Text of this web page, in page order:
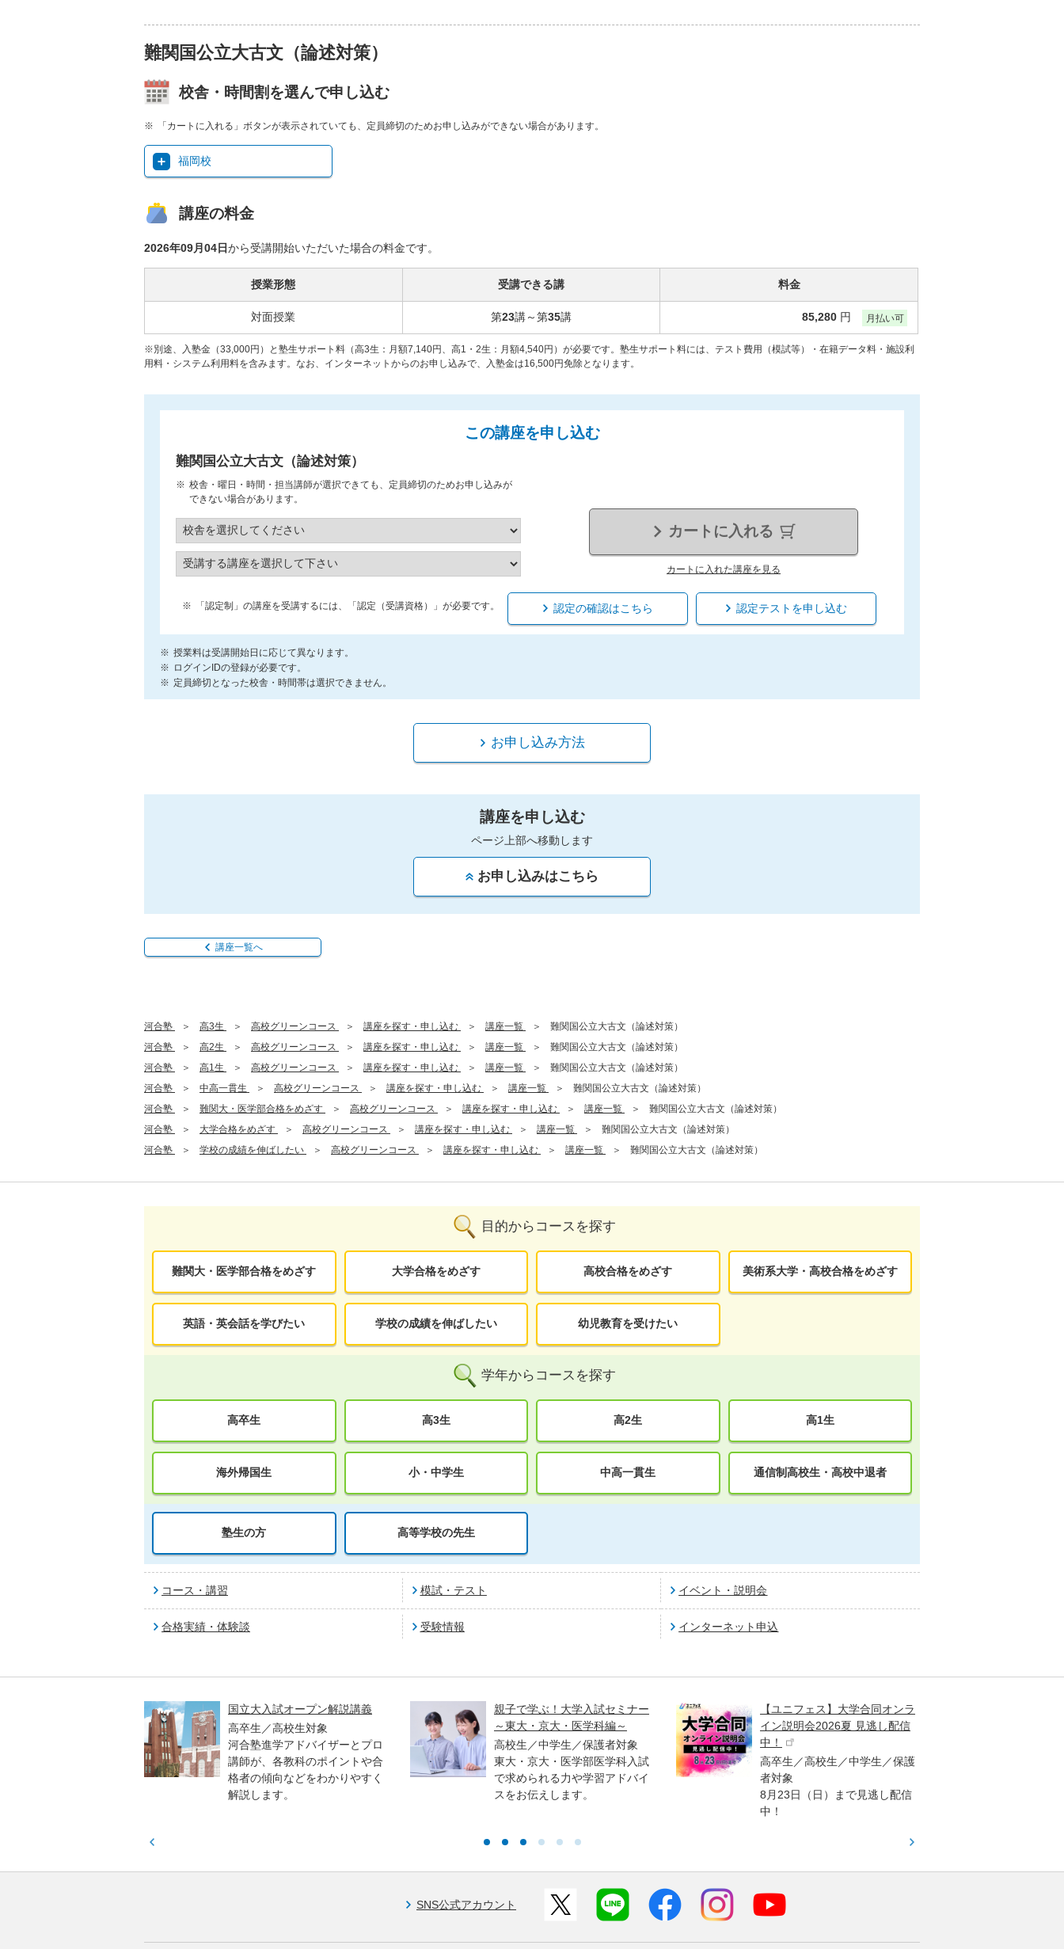
難関国公立大古文（論述対策）
校舎・時間割を選んで申し込む
「カートに入れる」ボタンが表示されていても、定員締切のためお申し込みができない場合があります。
福岡校
講座の料金
2026年09月04日から受講開始いただいた場合の料金です。
授業形態
対面授業
受講できる講
第23講～第35講
料金
85,280 円 月払い可
※別途、入塾金（33,000円）と塾生サポート料（高3生：月額7,140円、高1・2生：月額4,540円）が必要です。塾生サポート料には、テスト費用（模試等）・在籍データ料・施設利
用料・システム利用料を含みます。なお、インターネットからのお申し込みで、入塾金は16,500円免除となります。
この講座を申し込む
難関国公立大古文（論述対策）
校舎・曜日・時間・担当講師が選択できても、定員締切のためお申し込みが
できない場合があります。
カートに入れる
カートに入れた講座を見る
「認定制」の講座を受講するには、「認定（受講資格）」が必要です。 認定の確認はこちら 認定テストを申し込む
授業料は受講開始日に応じて異なります。
ログインIDの登録が必要です。
定員締切となった校舎・時間帯は選択できません。
お申し込み方法
講座を申し込む
ページ上部へ移動します
お申し込みはこちら
講座一覧へ
河合塾 高3生 高校グリーンコース 講座を探す・申し込む 講座一覧
難関国公立大古文（論述対策）
河合塾
高2生 高校グリーンコース 講座を探す・申し込む 講座一覧
難関国公立大古文（論述対策）
河合塾
高1生 高校グリーンコース 講座を探す・申し込む 講座一覧
難関国公立大古文（論述対策）
河合塾
中高一貫生 高校グリーンコース 講座を探す・申し込む 講座一覧
難関国公立大古文（論述対策）
河合塾
難関大・医学部合格をめざす 高校グリーンコース 講座を探す・申し込む 講座一覧
難関国公立大古文（論述対策）
河合塾
大学合格をめざす 高校グリーンコース 講座を探す・申し込む 講座一覧
難関国公立大古文（論述対策）
河合塾
学校の成績を伸ばしたい 高校グリーンコース 講座を探す・申し込む 講座一覧 難関国公立大古文（論述対策）
目的からコースを探す
難関大・医学部合格をめざす 大学合格をめざす 高校合格をめざす 美術系大学・高校合格をめざす
英語・英会話を学びたい 学校の成績を伸ばしたい 幼児教育を受けたい
学年からコースを探す
高卒生 高3生 高2生 高1生
海外帰国生 小・中学生 中高一貫生 通信制高校生・高校中退者
塾生の方 高等学校の先生
コース・講習 模試・テスト イベント・説明会
合格実績・体験談 受験情報 インターネット申込
親子で学ぶ！大学入試セミナー
～東大・京大・医学科編～
高校生／中学生／保護者対象
東大・京大・医学部医学科入試
で求められる力や学習アドバイ
スをお伝えします。
【ユニフェス】大学合同オンラ
イン説明会2026夏 見逃し配信
中！
高卒生／高校生／中学生／保護
者対象
8月23日（日）まで見逃し配信
大学受験情報誌・問題集プレゼ
ント
高校生／中学生対象
「栄冠めざして」など役立つ情
報が満載の大学受験情報誌や問
題集を、無料でプレゼントしま
す！
SNS公式アカウント